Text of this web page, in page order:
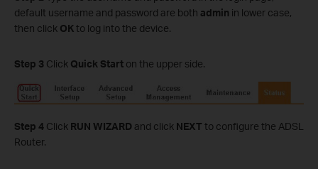
default username and password are both admin in lower case,
then click OKto log into the device.
Step 3 Click Quick Start on the upper side.
Step 4 Click RUN WIZARD and click NEXT to configure the ADSL
Router.